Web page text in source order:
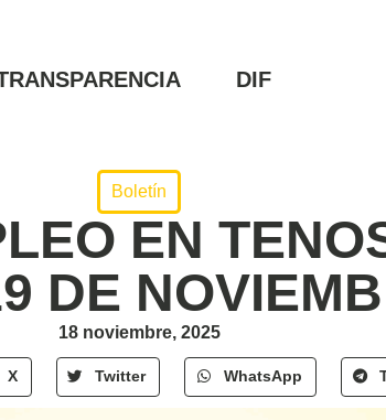
DIF
Boletín
EN
DE
18 noviembre, 2025
X Twitter WhatsApp